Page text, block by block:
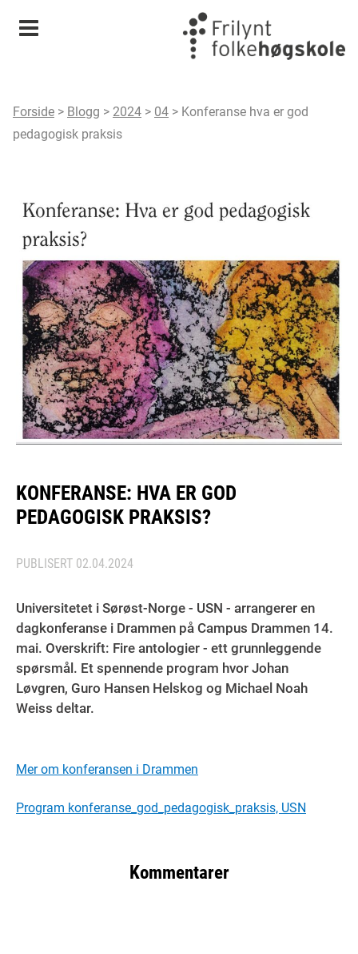
Meny
Forside > Blogg > 2024 > 04 > Konferanse hva er god
pedagogisk praksis
KONFERANSE: HVA ER GOD
PEDAGOGISK PRAKSIS?
PUBLISERT 02.04.2024
Universitetet i Sørøst-Norge - USN - arrangerer en
dagkonferanse i Drammen på Campus Drammen 14.
mai. Overskrift: Fire antologier - ett grunnleggende
spørsmål. Et spennende program hvor Johan
Løvgren, Guro Hansen Helskog og Michael Noah
Weiss deltar.
Mer om konferansen i Drammen
Program konferanse_god_pedagogisk_praksis, USN
Kommentarer